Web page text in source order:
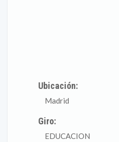
Ubicación:
Madrid
Giro:
EDUCACION